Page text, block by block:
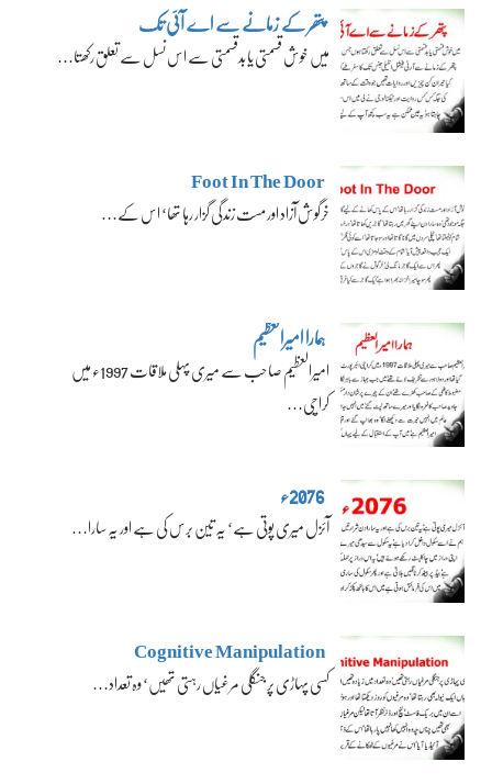
پتھر کے زمانے سے اے آئی تک
میں خوش قسمتی یا بدقسمتی سے اس نسل سے تعلق رکھتا…
Foot In The Door
خرگوش آزاد اور مست زندگی گزار رہا تھا‘ اس کے…
ہمارا امیرالعظیم
امیرالعظیم صاحب سے میری پہلی ملاقات 1997ء میں
کراچی…
2076ء
آئزل میری پوتی ہے‘ یہ تین برس کی ہے اور یہ سارا…
Cognitive Manipulation
کسی پہاڑی پر جنگلی مرغیاں رہتی تھیں‘ وہ تعداد…